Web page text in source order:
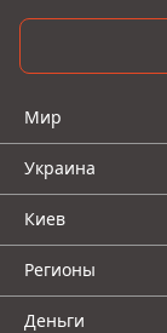
Мир
Украина
Киев
Регионы
Деньги